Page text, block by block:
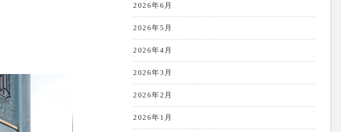
2026年6月
2026年5月
2026年4月
2026年3月
2026年2月
2026年1月